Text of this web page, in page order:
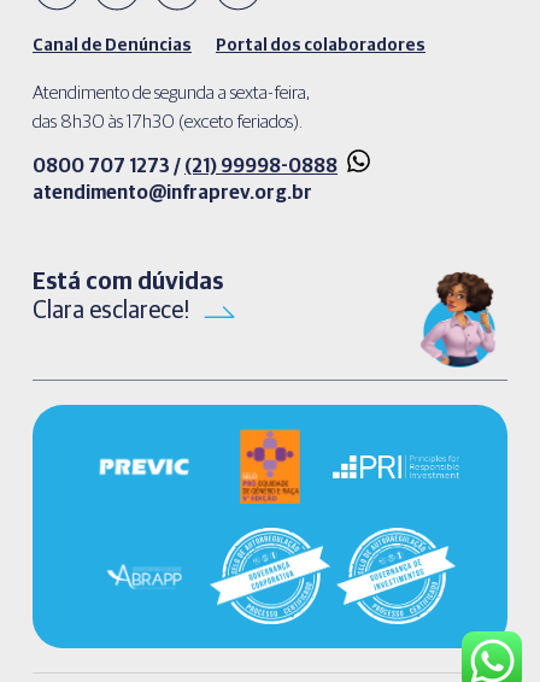
Canal de Denúncias Portal dos colaboradores
Atendimento de segunda a sexta-feira,
das 8h30 às 17h30 (exceto feriados).
0800 707 1273 / (21) 99998-0888
atendimento@infraprev.org.br​
Está com dúvidas
Clara esclarece!